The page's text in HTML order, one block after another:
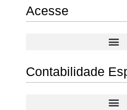
Acesse
Contabilidade